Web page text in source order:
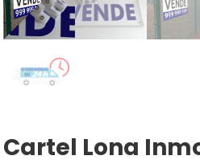
Cartel Lona